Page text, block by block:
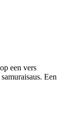
een vers
Een